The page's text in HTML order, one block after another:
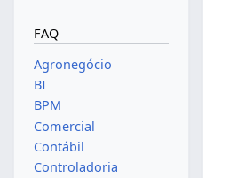
FAQ
Agronegócio
BI
BPM
Comercial
Contábil
Controladoria